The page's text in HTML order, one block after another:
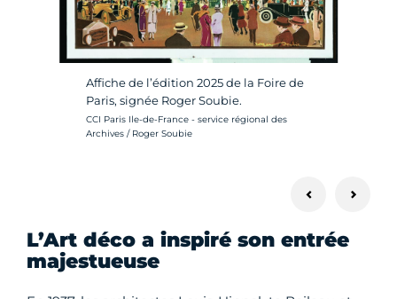
Affiche de l’édition 2025 de la Foire de
Paris, signée Roger Soubie.
Crédit photo :
CCI Paris Ile-de-France - service régional des
Archives / Roger Soubie
L’Art déco a inspiré son entrée
majestueuse